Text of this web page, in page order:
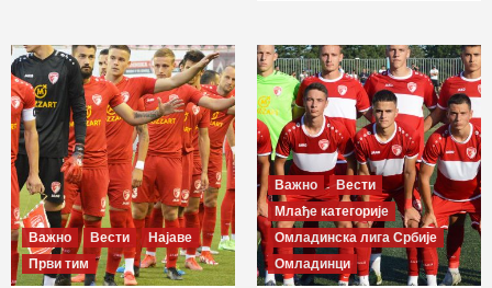
Важно Вести
Најаве
Први тим
Важно
Вести
Млађе категорије
Омладинска лига Србије
Омладинци